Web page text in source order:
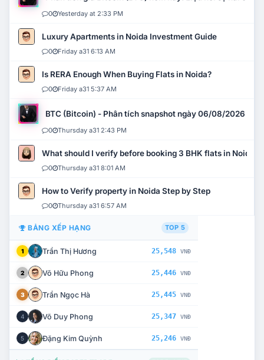
0 Yesterday at 2:33 PM
Luxury Apartments in Noida Investment Guide
0 Friday a31 6:13 AM
Is RERA Enough When Buying Flats in Noida?
0 Friday a31 5:37 AM
BTC (Bitcoin) - Phân tích snapshot ngày 06/08/2026
0 Thursday a31 2:43 PM
What should I verify before booking 3 BHK flats in Noida?
0 Thursday a31 8:01 AM
How to Verify property in Noida Step by Step
0 Thursday a31 6:57 AM
BẢNG XẾP HẠNG TOP 5
1 Trần Thị Hương 25,548 VNĐ
2 Võ Hữu Phong 25,446 VNĐ
3 Trần Ngọc Hà 25,445 VNĐ
4 Võ Duy Phong 25,347 VNĐ
5 Đặng Kim Quỳnh 25,246 VNĐ